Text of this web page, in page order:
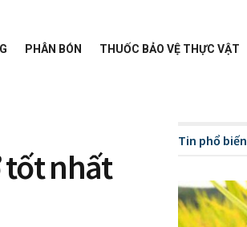
PHÂN BÓN THUỐC BẢO VỆ THỰC VẬT
tốt nhất
Tin phổ biến